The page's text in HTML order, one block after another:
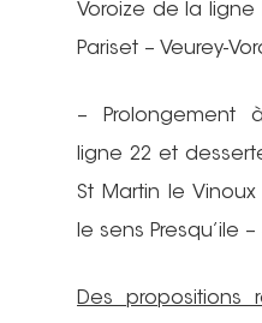
Voroize de la ligne
Pariset – Veurey-
– Prolongement
ligne 22 et
St Martin le
le sens Presqu’ile –
Des propositions